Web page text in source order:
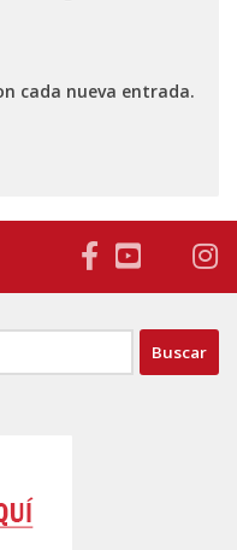
cada nueva entrada.